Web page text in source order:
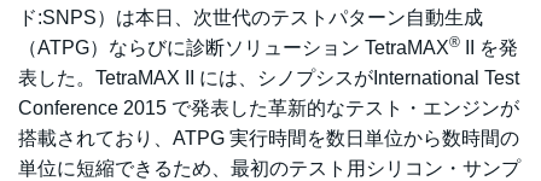
ド:SNPS）は本日、次世代のテストパターン自動生成
（ATPG）ならびに診断ソリューション TetraMAX®
II を発
表した。TetraMAX II には、シノプシスがInternational Test
Conference 2015 で発表した革新的なテスト・エンジンが
搭載されており、ATPG 実行時間を数日単位から数時間の
単位に短縮できるため、最初のテスト用シリコン・サンプ